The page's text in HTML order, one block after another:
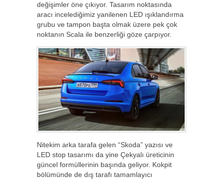
değişimler öne çıkıyor. Tasarım noktasında
aracı incelediğimiz yanilenen LED ışıklandırma
grubu ve tampon başta olmak üzere pek çok
noktanın Scala ile benzerliği göze çarpıyor.
Nitekim arka tarafa gelen “Skoda” yazısı ve
LED stop tasarımı da yine Çekyalı üreticinin
güncel formüllerinin başında geliyor. Kokpit
bölümünde de dış tarafı tamamlayıcı